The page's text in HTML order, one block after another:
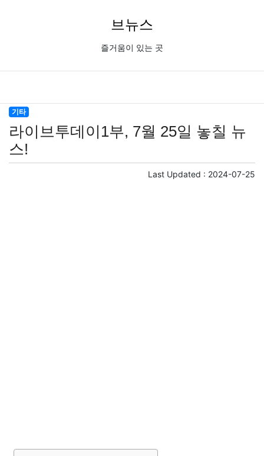
브뉴스
즐거움이 있는 곳
기타
라이브투데이1부, 7월 25일 놓칠 뉴
스!
Last Updated : 2024-07-25